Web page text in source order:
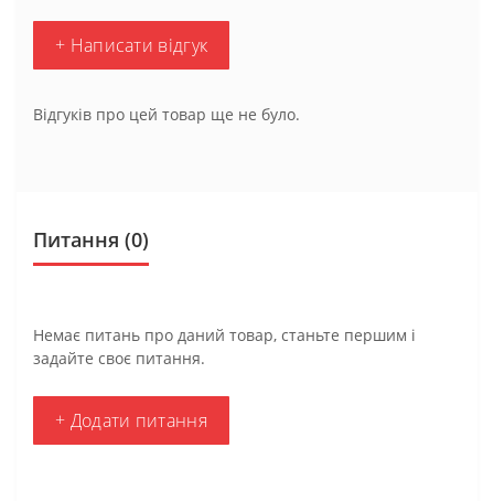
+ Написати відгук
Відгуків про цей товар ще не було.
Питання (0)
Немає питань про даний товар, станьте першим і
задайте своє питання.
+ Додати питання